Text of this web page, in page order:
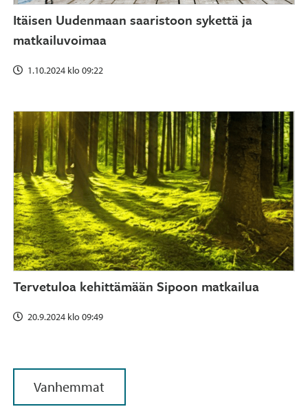
Itäisen Uudenmaan saaristoon sykettä ja
matkailuvoimaa
1.10.2024 klo 09:22
Tervetuloa kehittämään Sipoon matkailua
20.9.2024 klo 09:49
Navigoi
Vanhemmat